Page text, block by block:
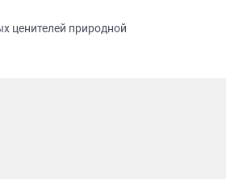
ценителей природной